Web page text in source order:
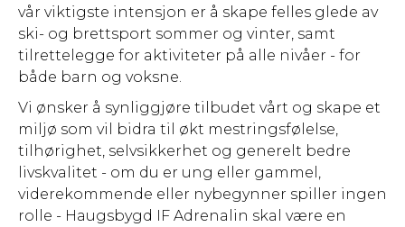
vår viktigste intensjon er å skape felles glede av
ski- og brettsport sommer og vinter, samt
tilrettelegge for aktiviteter på alle nivåer - for
både barn og voksne.
Vi ønsker å synliggjøre tilbudet vårt og skape et
miljø som vil bidra til økt mestringsfølelse,
tilhørighet, selvsikkerhet og generelt bedre
livskvalitet - om du er ung eller gammel,
viderekommende eller nybegynner spiller ingen
rolle - Haugsbygd IF Adrenalin skal være en